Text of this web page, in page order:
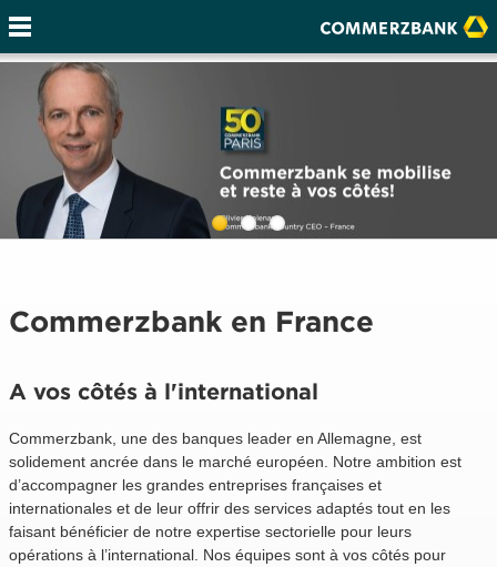
Commerzbank en France
A vos côtés à l'international
Commerzbank, une des banques leader en Allemagne, est
solidement ancrée dans le marché européen. Notre ambition est
d’accompagner les grandes entreprises françaises et
internationales et de leur offrir des services adaptés tout en les
faisant bénéficier de notre expertise sectorielle pour leurs
opérations à l’international. Nos équipes sont à vos côtés pour